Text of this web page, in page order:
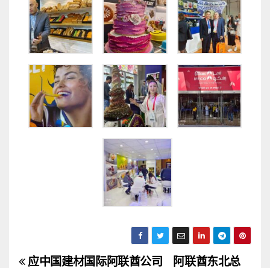
阿联酋东北总
应中国建材国际阿联酋公司